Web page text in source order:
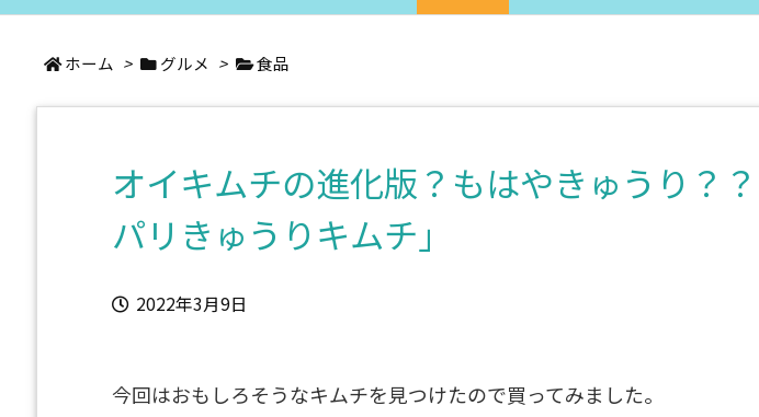
ホーム > グルメ > 食品
オイキムチの進化版？もはやきゅうり？
パリきゅうりキムチ」
2022年3月9日
今回はおもしろそうなキムチを見つけたので買ってみました。